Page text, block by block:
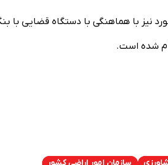
شده است.
سازمان امور اراضی کشور